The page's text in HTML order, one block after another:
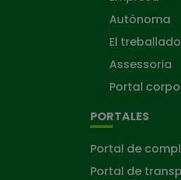
Autònoma
El
Assessoria
Portal
PORTALES
Portal de
Portal de